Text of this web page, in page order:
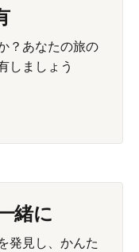
？あなたの旅の
しましょう
緒に
発見し、かんた